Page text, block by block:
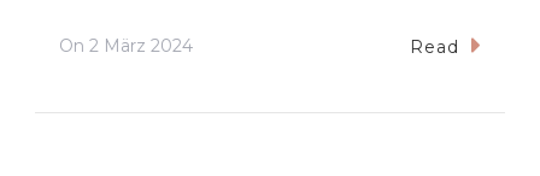
On 2 März 2024 Read